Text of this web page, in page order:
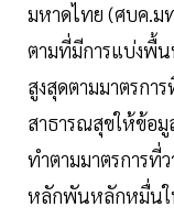
มหาดไทย (ศบค.ม
ตามที่มีการแบ่งพื้
สูงสุดตามมาตรกา
สาธารณสุขให้ข้อมู
ทำตามมาตรการที่
หลักพันหลักหมื่นใ